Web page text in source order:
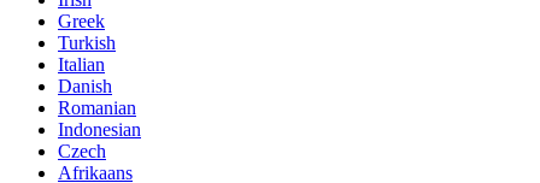
Greek
Turkish
Italian
Danish
Romanian
Indonesian
Czech
Afrikaans